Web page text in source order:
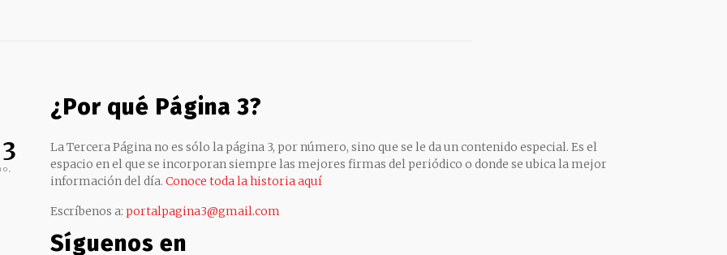
¿Por qué Página 3?
La Tercera Página no es sólo la página 3, por número, sino que se le da un contenido especial. Es el
espacio en el que se incorporan siempre las mejores firmas del periódico o donde se ubica la mejor
información del día. Conoce toda la historia aquí
Escríbenos a: portalpagina3@gmail.com
Síguenos en